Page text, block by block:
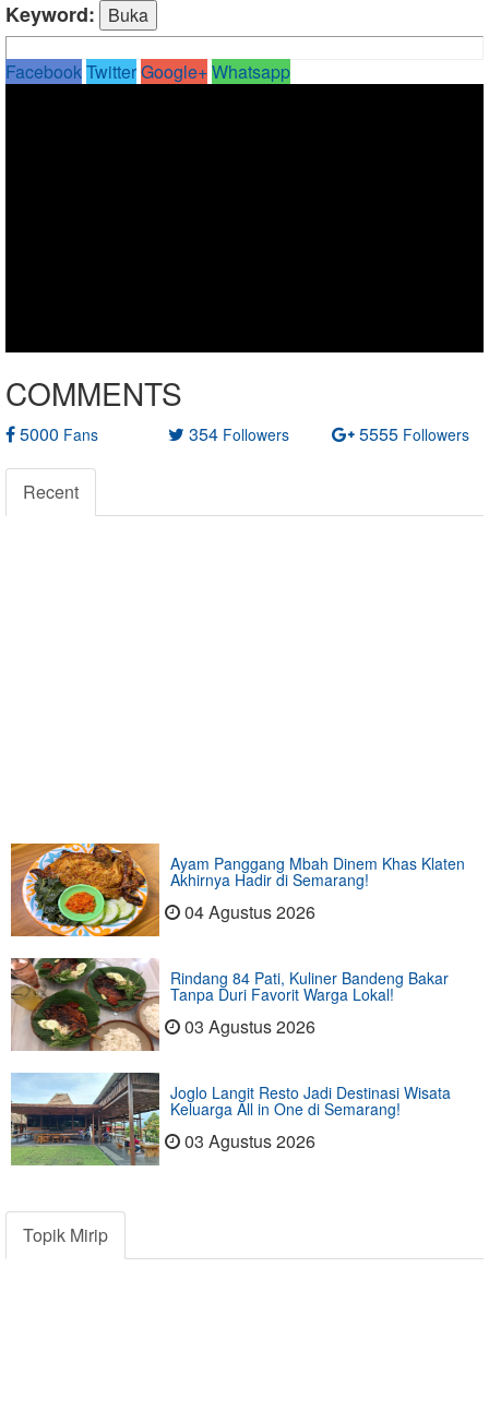
Keyword:
FacebookTwitterGoogle+Whatsapp
COMMENTS
5000 Fans 354 Followers 5555 Followers
Recent
Ayam Panggang Mbah Dinem Khas Klaten
Akhirnya Hadir di Semarang!
04 Agustus 2026
Rindang 84 Pati, Kuliner Bandeng Bakar
Tanpa Duri Favorit Warga Lokal!
03 Agustus 2026
Joglo Langit Resto Jadi Destinasi Wisata
Keluarga All in One di Semarang!
03 Agustus 2026
Topik Mirip